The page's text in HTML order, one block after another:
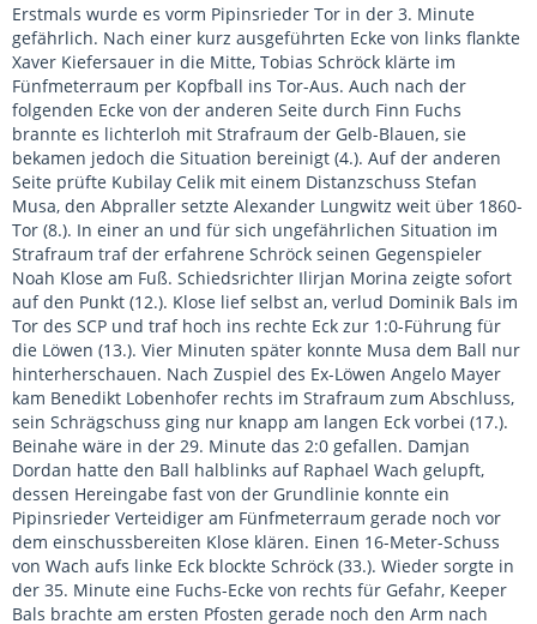
Erstmals wurde es vorm Pipinsrieder Tor in der 3. Minute
gefährlich. Nach einer kurz ausgeführten Ecke von links flankte
Xaver Kiefersauer in die Mitte, Tobias Schröck klärte im
Fünfmeterraum per Kopfball ins Tor-Aus. Auch nach der
folgenden Ecke von der anderen Seite durch Finn Fuchs
brannte es lichterloh mit Strafraum der Gelb-Blauen, sie
bekamen jedoch die Situation bereinigt (4.). Auf der anderen
Seite prüfte Kubilay Celik mit einem Distanzschuss Stefan
Musa, den Abpraller setzte Alexander Lungwitz weit über 1860-
Tor (8.). In einer an und für sich ungefährlichen Situation im
Strafraum traf der erfahrene Schröck seinen Gegenspieler
Noah Klose am Fuß. Schiedsrichter Ilirjan Morina zeigte sofort
auf den Punkt (12.). Klose lief selbst an, verlud Dominik Bals im
Tor des SCP und traf hoch ins rechte Eck zur 1:0-Führung für
die Löwen (13.). Vier Minuten später konnte Musa dem Ball nur
hinterherschauen. Nach Zuspiel des Ex-Löwen Angelo Mayer
kam Benedikt Lobenhofer rechts im Strafraum zum Abschluss,
sein Schrägschuss ging nur knapp am langen Eck vorbei (17.).
Beinahe wäre in der 29. Minute das 2:0 gefallen. Damjan
Dordan hatte den Ball halblinks auf Raphael Wach gelupft,
dessen Hereingabe fast von der Grundlinie konnte ein
Pipinsrieder Verteidiger am Fünfmeterraum gerade noch vor
dem einschussbereiten Klose klären. Einen 16-Meter-Schuss
von Wach aufs linke Eck blockte Schröck (33.). Wieder sorgte in
der 35. Minute eine Fuchs-Ecke von rechts für Gefahr, Keeper
Bals brachte am ersten Pfosten gerade noch den Arm nach